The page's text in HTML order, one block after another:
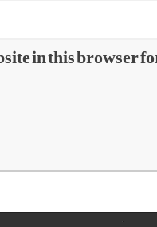
in this browser